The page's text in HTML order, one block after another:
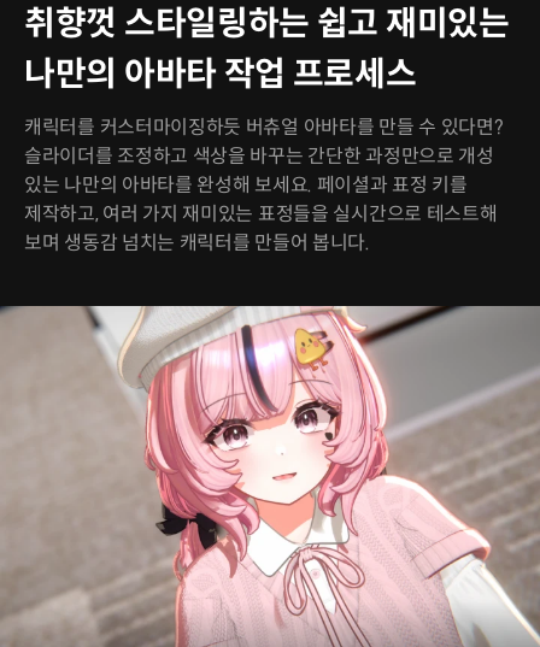
취향껏 스타일링하는 쉽고 재미있는
나만의 아바타 작업 프로세스
캐릭터를 커스터마이징하듯 버츄얼 아바타를 만들 수 있다면?
슬라이더를 조정하고 색상을 바꾸는 간단한 과정만으로 개성
있는 나만의 아바타를 완성해 보세요. 페이셜과 표정 키를
제작하고, 여러 가지 재미있는 표정들을 실시간으로 테스트해
보며 생동감 넘치는 캐릭터를 만들어 봅니다.